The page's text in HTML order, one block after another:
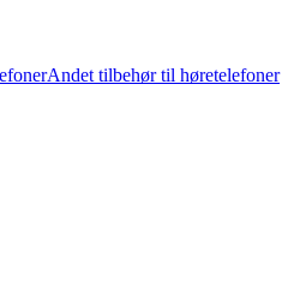
Andet tilbehør til høretelefoner